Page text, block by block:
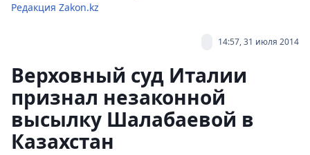
Редакция Zakon.kz
14:57, 31 июля 2014
Верховный суд Италии
признал незаконной
высылку Шалабаевой в
Казахстан